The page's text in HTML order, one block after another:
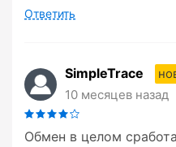
Ответить
SimpleTrace
10 месяцев назад
Обмен в целом